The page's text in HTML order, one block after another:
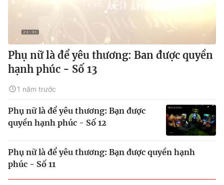
Phụ nữ là để yêu thương: Ban được quyền
hạnh phúc - Số 13
1 năm trước
Phụ nữ là để yêu thương: Bạn được
quyền hạnh phúc - Số 12
Phụ nữ là để yêu thương: Bạn được quyền hạnh
phúc - Số 11